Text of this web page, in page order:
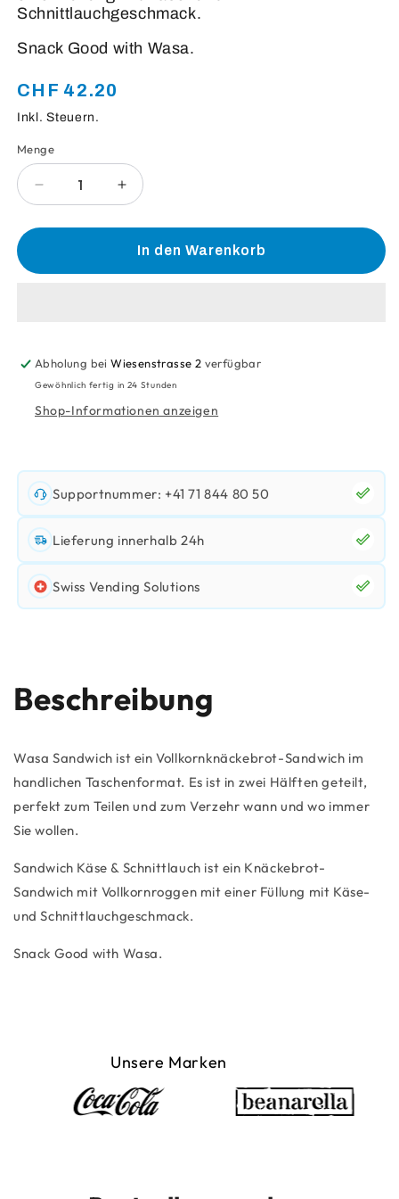
Schnittlauchgeschmack.
Snack Good with Wasa.
Normaler
Preis
CHF 42.20
Inkl. Steuern.
Anzahl
Menge
Verringere
die
Menge
Erhöhe
die
Menge
für In den Warenkorb
Abholung beiWiesenstrasse 2 verfügbar
Gewöhnlich fertig in 24 Stunden
Shop-Informationen anzeigen
Supportnummer: +41 71 844 80 50
Lieferung innerhalb 24h
Swiss Vending Solutions
Beschreibung
Wasa Sandwich ist ein Vollkornknäckebrot-Sandwich im
handlichen Taschenformat. Es ist in zwei Hälften geteilt,
perfekt zum Teilen und zum Verzehr wann und wo immer
Sie wollen.
Sandwich Käse & Schnittlauch ist ein Knäckebrot-
Sandwich mit Vollkornroggen mit einer Füllung mit Käse-
und Schnittlauchgeschmack.
Snack Good with Wasa.
Unsere Marken